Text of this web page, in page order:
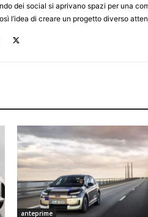
dei social si aprivano spazi per una
l’idea di creare un progetto diverso
anteprime